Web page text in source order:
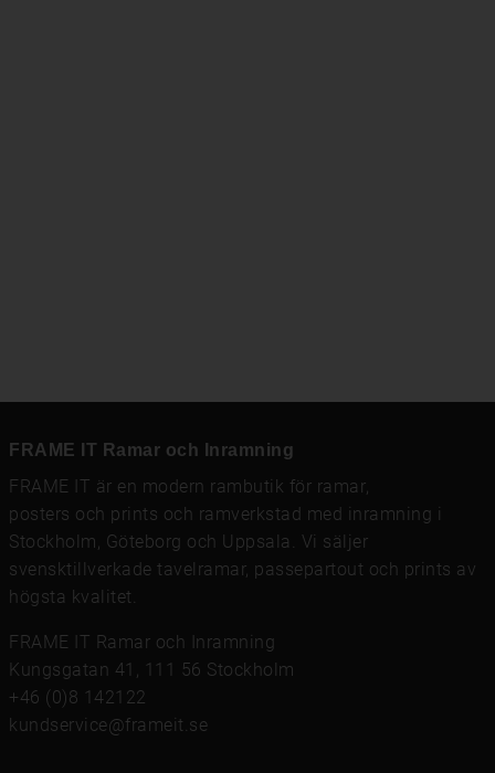
FRAME IT Ramar och Inramning
FRAME IT är en modern rambutik för ramar,
posters och prints och ramverkstad med inramning i
Stockholm, Göteborg och Uppsala. Vi säljer
svensktillverkade tavelramar, passepartout och prints av
högsta kvalitet.
FRAME IT Ramar och Inramning
Kungsgatan 41, 111 56 Stockholm
+46 (0)8 142122
kundservice@frameit.se